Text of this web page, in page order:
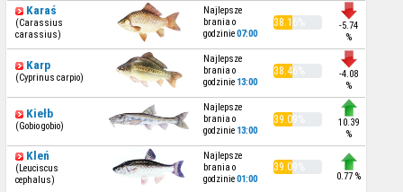
Karaś
(Carassius
carassius)
Najlepsze
brania o
godzinie07:00
38.16%
-5.74
%
Karp
(Cyprinus carpio)
Najlepsze
brania o
godzinie 13:00
38.46%
-4.08
%
Kiełb
(Gobio gobio)
Najlepsze
brania o
godzinie 13:00
39.09%
10.39
%
Kleń
(Leuciscus
cephalus)
Najlepsze
brania o
godzinie01:00
39.09%
0.77 %